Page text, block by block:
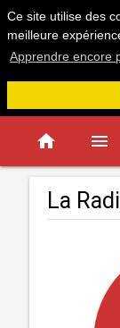
Ce site utilise des
meilleure
Apprendre encore
home menu
La